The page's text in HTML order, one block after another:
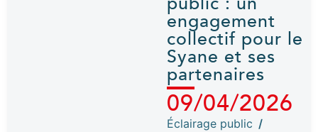
engagement
collectif pour le
Syane et ses
partenaires
09/04/2026
Éclairage public /